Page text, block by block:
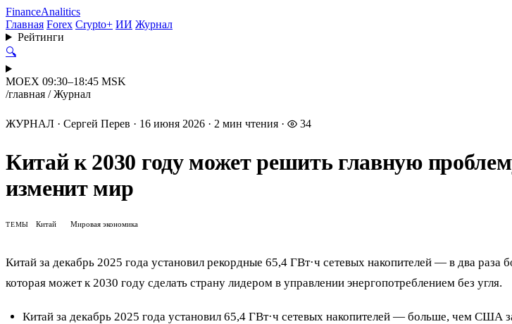
FinanceAnalitics
Главная Forex Crypto+ ИИ Журнал
Рейтинги
🔍
MOEX 09:30–18:45 MSK
/главная / Журнал
ЖУРНАЛ · Сергей Перев · 16 июня 2026 · 2 мин чтения · 34
Китай к 2030 году может решить главную
изменит мир
ТЕМЫ Китай Мировая экономика
Китай за декабрь 2025 года установил рекордные 65,4 ГВт·ч сетевых накопителей — в два
которая может к 2030 году сделать страну лидером в управлении энергопотреблением без угля.
Китай за декабрь 2025 года установил 65,4 ГВт·ч сетевых накопителей — больше, чем США